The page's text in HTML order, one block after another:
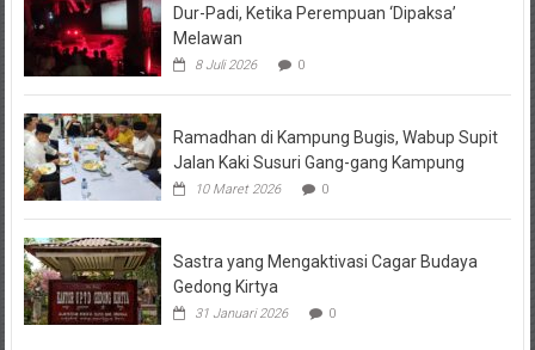
Dur-Padi, Ketika Perempuan ‘Dipaksa’
Melawan
8 Juli 2026 0
Ramadhan di Kampung Bugis, Wabup Supit
Jalan Kaki Susuri Gang-gang Kampung
10 Maret 2026 0
Sastra yang Mengaktivasi Cagar Budaya
Gedong Kirtya
31 Januari 2026 0